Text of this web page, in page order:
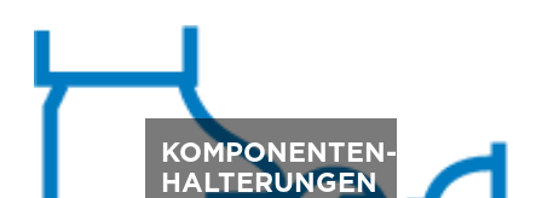
KOMPONENTEN-
HALTERUNGEN